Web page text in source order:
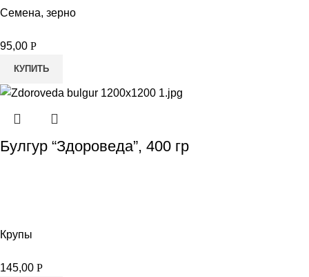
Семена, зерно
95,00 Р
КУПИТЬ
Булгур “Здороведа”, 400 гр
Крупы
145,00 Р